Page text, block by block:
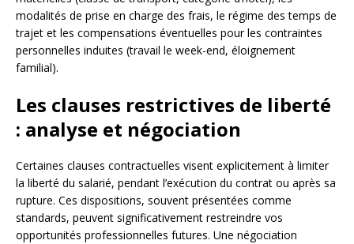
modalités de prise en charge des frais, le régime des temps de
trajet et les compensations éventuelles pour les contraintes
personnelles induites (travail le week-end, éloignement
familial).
Les clauses restrictives de liberté
: analyse et négociation
Certaines clauses contractuelles visent explicitement à limiter
la liberté du salarié, pendant l’exécution du contrat ou après sa
rupture. Ces dispositions, souvent présentées comme
standards, peuvent significativement restreindre vos
opportunités professionnelles futures. Une négociation